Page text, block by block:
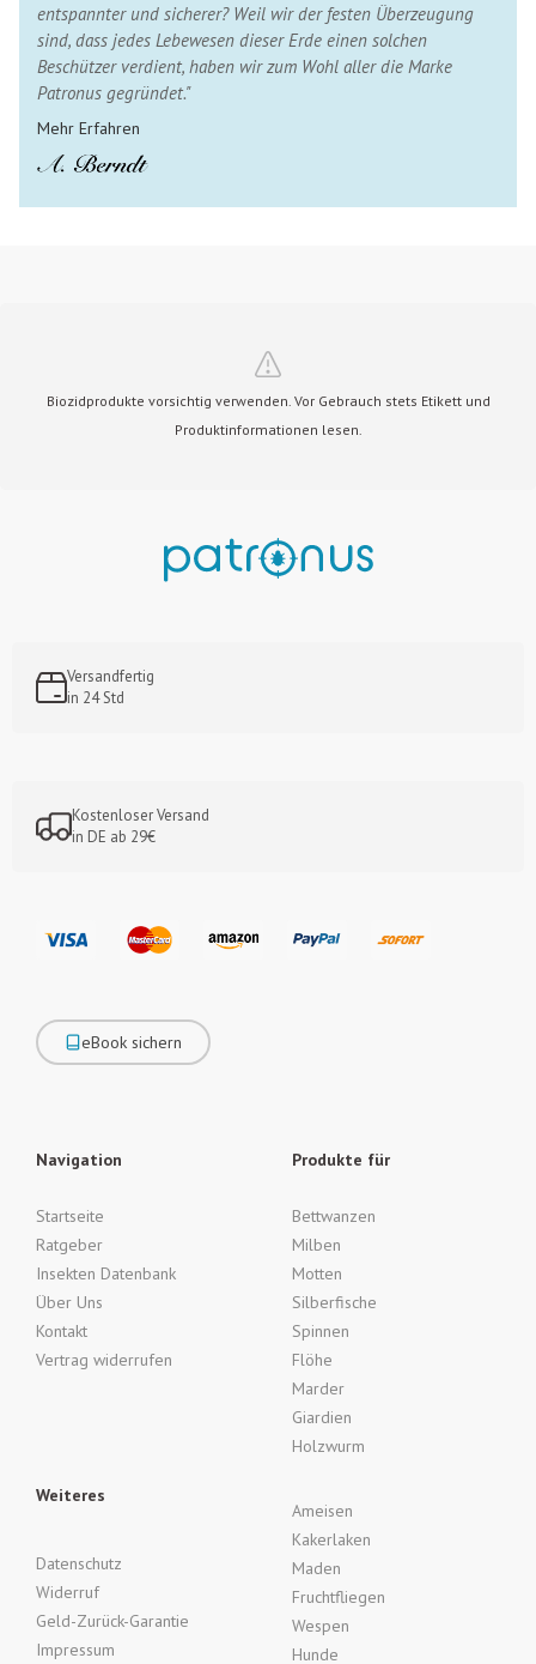
entspannter und sicherer? Weil wir der festen Überzeugung
sind, dass jedes Lebewesen dieser Erde einen solchen
Beschützer verdient, haben wir zum Wohl aller die Marke
Patronus gegründet."
Mehr Erfahren
Versandfertig
in 24 Std
Kostenloser Versand
in DE ab 29€
eBook sichern
Navigation
Startseite
Ratgeber
Insekten Datenbank
Über Uns
Kontakt
Vertrag widerrufen
Produkte für
Bettwanzen
Milben
Motten
Silberfische
Spinnen
Flöhe
Marder
Giardien
Holzwurm
Weiteres
Datenschutz
Widerruf
Geld-Zurück-Garantie
Impressum
Ameisen
Kakerlaken
Maden
Fruchtfliegen
Wespen
Hunde
Biozidprodukte vorsichtig verwenden. Vor Gebrauch stets Etikett und
Produktinformationen lesen.